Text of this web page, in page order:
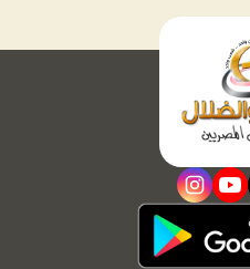
youtube
instagram